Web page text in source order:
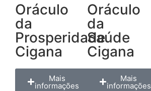
Oráculo
da
Prosperidade
Cigana
Mais
informações
Oráculo
da
Saúde
Cigana
Mais
informações